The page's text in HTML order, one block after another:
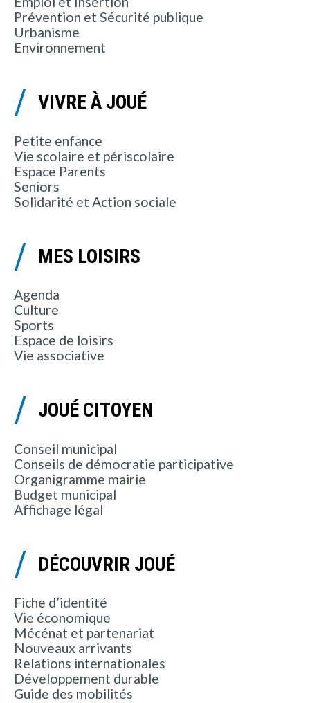
Prévention et Sécurité publique
Urbanisme
Environnement
VIVRE À JOUÉ
Petite enfance
Vie scolaire et périscolaire
Espace Parents
Seniors
Solidarité et Action sociale
MES LOISIRS
Agenda
Culture
Sports
Espace de loisirs
Vie associative
JOUÉ CITOYEN
Conseil municipal
Conseils de démocratie participative
Organigramme mairie
Budget municipal
Affichage légal
DÉCOUVRIR JOUÉ
Fiche d’identité
Vie économique
Mécénat et partenariat
Nouveaux arrivants
Relations internationales
Développement durable
Guide des mobilités